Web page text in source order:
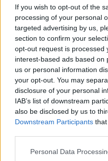
If you wish to opt-out of the
processing of your personal
targeted advertising by us,
section to confirm your
opt-out request is processed
interest-based ads based on
us or personal information
your opt-out. You may
disclosure of your personal
IAB’s list of downstream
also be disclosed by us to
Downstream Participants
Please note that this
Personal Data
αδιέξοδα της εποχής
καταφέρουν να κάνουν
ξανά προσδοκίες».
δυσκολίες λέγοντας ότι
το πιο δύσκολο πράγμα
δημιουργήσεις ξανά
παράδειγμα ότι η
εβδομάδα και όχι το
κανονικότητα είναι η
όχι οι φοροαπαλλαγές
αφαίμαξη των πολλών.
ενεργειακή ασφάλεια